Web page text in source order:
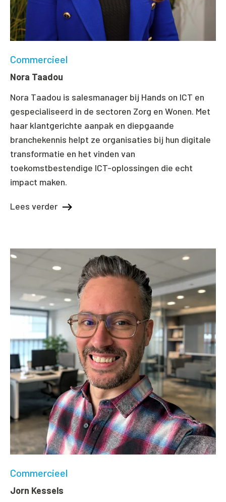
Commercieel
Nora Taadou
Nora Taadou is salesmanager bij Hands on ICT en
gespecialiseerd in de sectoren Zorg en Wonen. Met
haar klantgerichte aanpak en diepgaande
branchekennis helpt ze organisaties bij hun digitale
transformatie en het vinden van
toekomstbestendige ICT-oplossingen die echt
impact maken.
Lees verder
Commercieel
Jorn Kessels